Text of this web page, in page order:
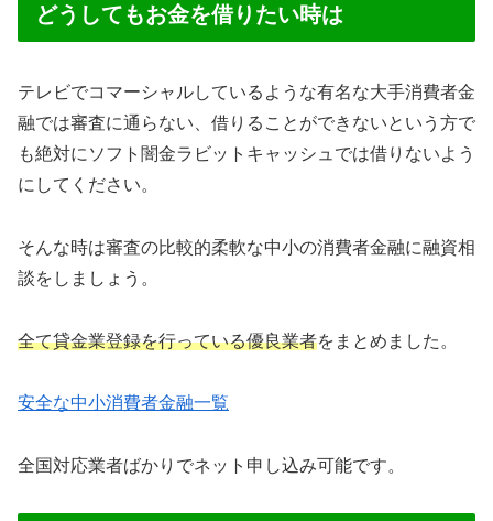
どうしてもお金を借りたい時は
テレビでコマーシャルしているような有名な大手消費者金
融では審査に通らない、借りることができないという方で
も絶対にソフト闇金ラビットキャッシュでは借りないよう
にしてください。
そんな時は審査の比較的柔軟な中小の消費者金融に融資相
談をしましょう。
全て貸金業登録を行っている優良業者をまとめました。
安全な中小消費者金融一覧
全国対応業者ばかりでネット申し込み可能です。